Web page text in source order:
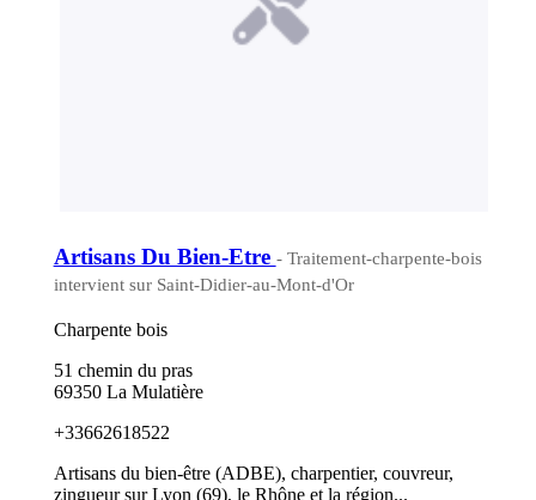
Artisans Du Bien-Etre - Traitement-charpente-bois
intervient sur Saint-Didier-au-Mont-d'Or
Charpente bois
51 chemin du pras
69350 La Mulatière
+33662618522
Artisans du bien-être (ADBE), charpentier, couvreur,
zingueur sur Lyon (69), le Rhône et la région...